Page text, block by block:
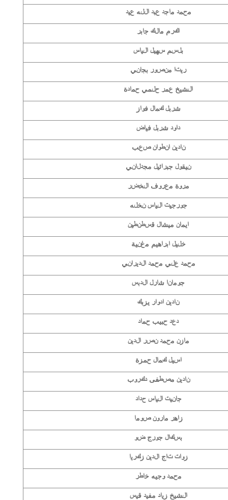
محمد ماجد عبد الله عيد
اكرم مالك جابر
بلسم سهيل الياس
ريتا منصور بجاني
الشيخ عمر حلمي حمادة
شربل كمال فواز
داود شربل فياض
نادين انطوان صعب
نيقول جبرائيل مجدلاني
مروة معروف الخضر
جورجيت الياس نخله
ايمان ميشال قسطنطين
خليل ابراهيم مغنية
محمد علي محمد الديراني
جومانا شارل الدبس
نادين ادوار يزبك
دعد حبيب حماد
مازن محمد نصر الدين
اسيل كمال حمزة
نادين مصطفى دكروب
جانيت الياس حداد
زاهر مارون صوما
بسكال جورج ضو
زوات تاج الدين زكريا
محمد وجيه خاطر
الشيخ زياد مفيد قيس